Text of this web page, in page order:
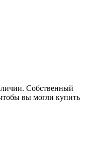
Собственный
вы могли купить